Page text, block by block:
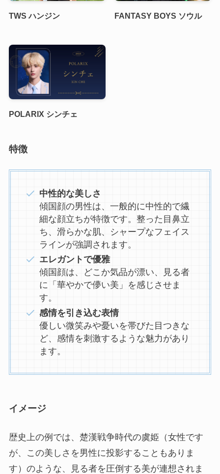
TWS ハンジン FANTASY BOYS ソウル
POLARIX シンチェ
特徴
中性的な美しさ
傾国顔の男性は、一般的に中性的で繊
細な顔立ちが特徴です。整った目鼻立
ち、滑らかな肌、シャープなフェイス
ラインが強調されます。
エレガントで優雅
傾国顔は、どこか気品が漂い、見る者
に「華やかで儚い美」を感じさせま
す。
感情を引き込む表情
優しい微笑みや憂いを帯びた目つきな
ど、感情を刺激するような魅力があり
ます。
イメージ
歴史上の例では、楚漢戦争時代の虞姫（女性です
が、この美しさを男性に投影することもありま
す）のような、見る者を圧倒する美が連想されま